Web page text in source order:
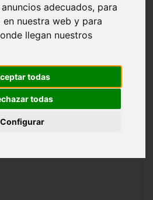
adecuados, para
nuestra web y para
llegan nuestros
todas
todas
Configurar